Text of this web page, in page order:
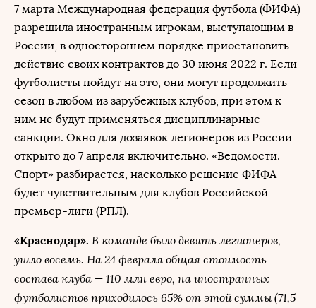
7 марта Международная федерация футбола (ФИФА)
разрешила иностранным игрокам, выступающим в
России, в одностороннем порядке приостановить
действие своих контрактов до 30 июня 2022 г. Если
футболисты пойдут на это, они могут продолжить
сезон в любом из зарубежных клубов, при этом к
ним не будут применяться дисциплинарные
санкции. Окно для дозаявок легионеров из России
открыто до 7 апреля включительно. «Ведомости.
Спорт» разбирается, насколько решение ФИФА
будет чувствительным для клубов Российской
премьер-лиги (РПЛ).
«Краснодар». В команде было девять легионеров,
ушло восемь. На 24 февраля общая стоимость
состава клуба — 110 млн евро, на иностранных
футболистов приходилось 65% от этой суммы (71,5